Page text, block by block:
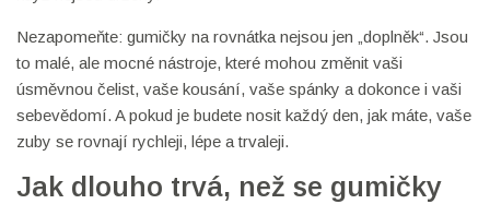
Nezapomeňte: gumičky na rovnátka nejsou jen „doplněk“. Jsou
to malé, ale mocné nástroje, které mohou změnit vaši
úsměvnou čelist, vaše kousání, vaše spánky a dokonce i vaši
sebevědomí. A pokud je budete nosit každý den, jak máte, vaše
zuby se rovnají rychleji, lépe a trvaleji.
Jak dlouho trvá, než se gumičky